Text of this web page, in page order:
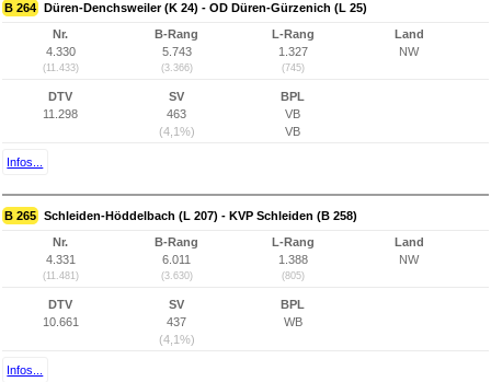
B 264 Düren-Denchsweiler (K 24) - OD Düren-Gürzenich (L 25)
Nr.
4.330
(11.433)
B-Rang
5.743
(3.366)
L-Rang
1.327
(745)
Land
NW
DTV
11.298
SV
463
(4,1%)
BPL
VB
VB
Infos...
B 265 Schleiden-Höddelbach (L 207) - KVP Schleiden (B 258)
Nr.
4.331
(11.481)
B-Rang
6.011
(3.630)
L-Rang
1.388
(805)
Land
NW
DTV
10.661
SV
437
(4,1%)
BPL
WB
Infos...